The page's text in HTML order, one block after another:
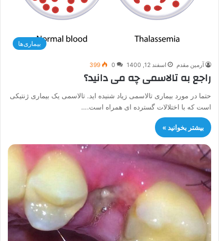
بیماری‌ها
آرمین مقدم اسفند 12, 1400 0
399
راجع به تالاسمی چه می دانید؟
حتما در مورد بیماری تالاسمی زیاد شنیده اید. تالاسمی یک بیماری ژنتیکی
است که با اختلالات گسترده ای همراه است.…
بیشتر بخوانید »